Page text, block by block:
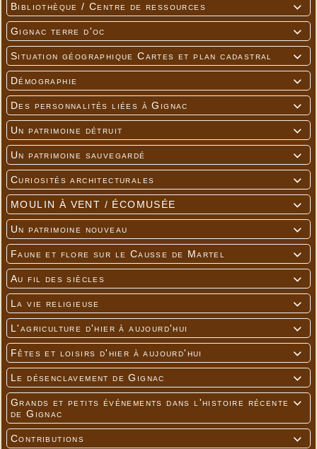

Bibliothèque / Centre de ressources

Gignac terre d'oc

Situation géographique Cartes et plan cadastral

Démographie

Des personnalités liées à Gignac

Un patrimoine détruit

Un patrimoine sauvegardé

Curiosités architecturales

MOULIN À VENT / ÉCOMUSÉE

Un patrimoine nouveau

Faune et flore sur le Causse de Martel

Au fil des siècles

La vie religieuse

L'agriculture d'hier à aujourd'hui

Fêtes et loisirs d'hier à aujourd'hui

Le désenclavement de Gignac

Grands et petits événements dans l'histoire récente
de Gignac

Contributions